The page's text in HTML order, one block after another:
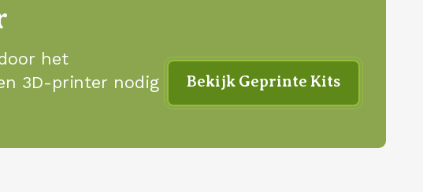
het
3D-printer nodig
Bekijk Geprinte Kits